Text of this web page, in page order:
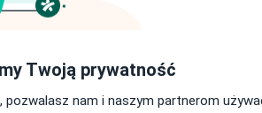
z zakresu hematologii;
w Łodzi, asystent Uniwersytetu
Twoją prywatność
pozwalasz nam i naszym partnerom